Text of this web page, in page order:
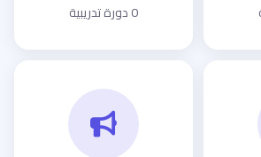
0 دورة تدريبية